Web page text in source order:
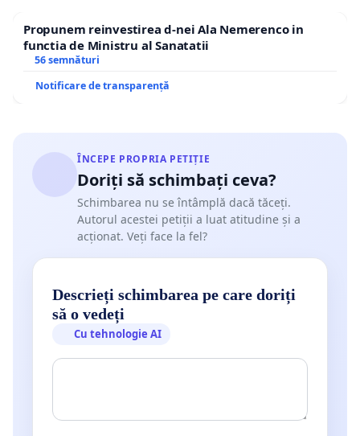
Propunem reinvestirea d-nei Ala Nemerenco in
functia de Ministru al Sanatatii
56 semnături
Notificare de transparență
ÎNCEPE PROPRIA PETIȚIE
Doriți să schimbați ceva?
Schimbarea nu se întâmplă dacă tăceți.
Autorul acestei petiții a luat atitudine și a
acționat. Veți face la fel?
Descrieți schimbarea pe care doriți
să o vedeți
Cu tehnologie AI